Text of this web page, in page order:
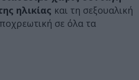
ηλικίας και τη σεξουαλική
σε όλα τα